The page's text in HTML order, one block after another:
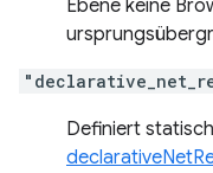
Ebene keine
Definiert